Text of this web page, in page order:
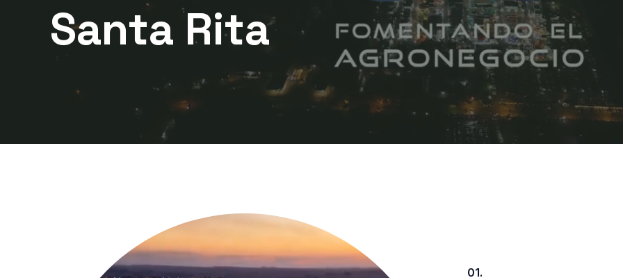
Santa Rita
01.